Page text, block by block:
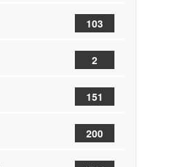
103
2
151
200